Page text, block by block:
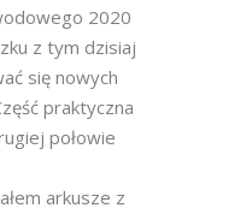
2020
z tym dzisiaj
się nowych
praktyczna
połowie
arkusze z